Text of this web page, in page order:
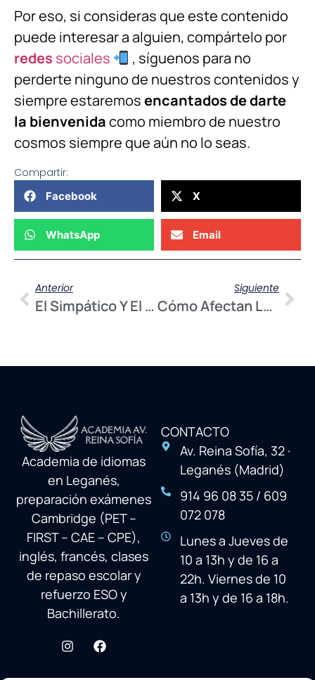
Por eso, si consideras que este contenido
puede interesar a alguien, compártelo por
redes sociales
, síguenos para no
perderte ninguno de nuestros contenidos y
siempre estaremosencantados de darte
la bienvenidacomo miembro de nuestro
cosmos siempre que aún no lo seas.
Compartir:
Facebook X
WhatsApp Email
Anterior
El Simpático Y El Parasimpático Que Llevas Dentro
Siguiente
Cómo Afectan Las Pantallas A Los Más Pequeños
Academia de idiomas
en Leganés,
preparación exámenes
Cambridge (PET –
FIRST – CAE – CPE),
inglés, francés, clases
de repaso escolar y
refuerzo ESO y
Bachillerato.
CONTACTO
Av. Reina Sofía, 32 ·
Leganés (Madrid)
914 96 08 35 / 609
072 078
Lunes a Jueves de
10 a 13h y de 16 a
22h. Viernes de 10
a 13h y de 16 a 18h.